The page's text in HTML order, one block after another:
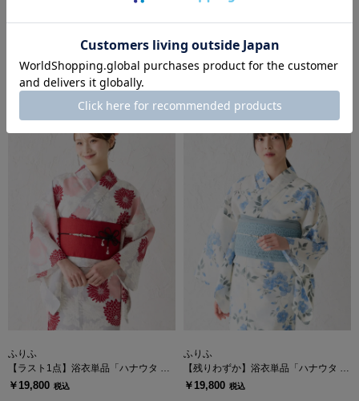
【残りわずか】「レオーネ・アバッキ
オ」メンズ浴衣・へこ帯セット
￥24,200 税込
ふりふ
【ラスト1点】「ブローノ・ブチャラ
ふりふ
【ラスト1点】浴衣単品「ハナウタ 菊
づくし」
￥19,800 税込
ふりふ
【残りわずか】浴衣単品「ハナウタ か
ずら」
￥19,800 税込